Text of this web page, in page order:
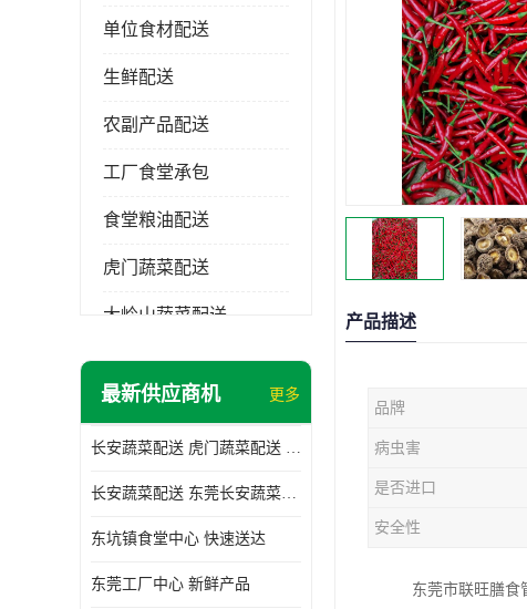
单位食材配送
生鲜配送
农副产品配送
工厂食堂承包
食堂粮油配送
虎门蔬菜配送
大岭山蔬菜配送
长安蔬菜配送
最新供应商机 更多
长安蔬菜配送 虎门蔬菜配送 厚街蔬菜配送 大朗蔬菜配送
长安蔬菜配送 东莞长安蔬菜配送哪家好
东坑镇食堂中心 快速送达
东莞工厂中心 新鲜产品
产品描述
品牌
病虫害
是否进口
安全性
东莞市联旺膳食